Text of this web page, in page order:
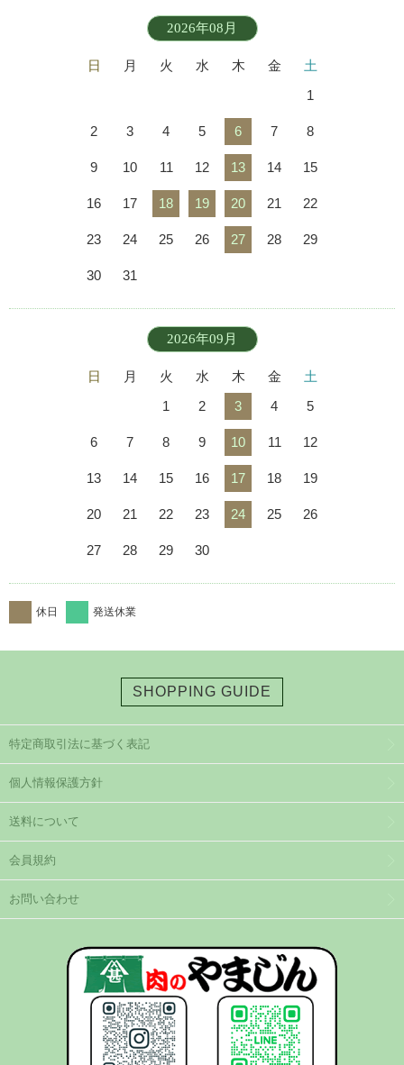
2026年08月
日 月 火 水 木 金
土
1
2 3 4 5 6 7 8
9 10 11 12 13 14 15
16 17 18 19 20 21 22
23 24 25 26 27 28 29
30 31
2026年09月
日 月 火 水 木 金
土
1
2 3 4 5
6 7 8 9 10 11 12
13 14 15 16 17 18 19
20 21 22 23 24 25 26
27 28 29 30
休日 発送休業
SHOPPING GUIDE
特定商取引法に基づく表記
個人情報保護方針
送料について
会員規約
お問い合わせ